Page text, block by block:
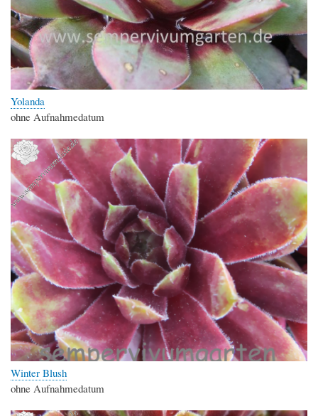
Yolanda
ohne Aufnahmedatum
Winter Blush
ohne Aufnahmedatum